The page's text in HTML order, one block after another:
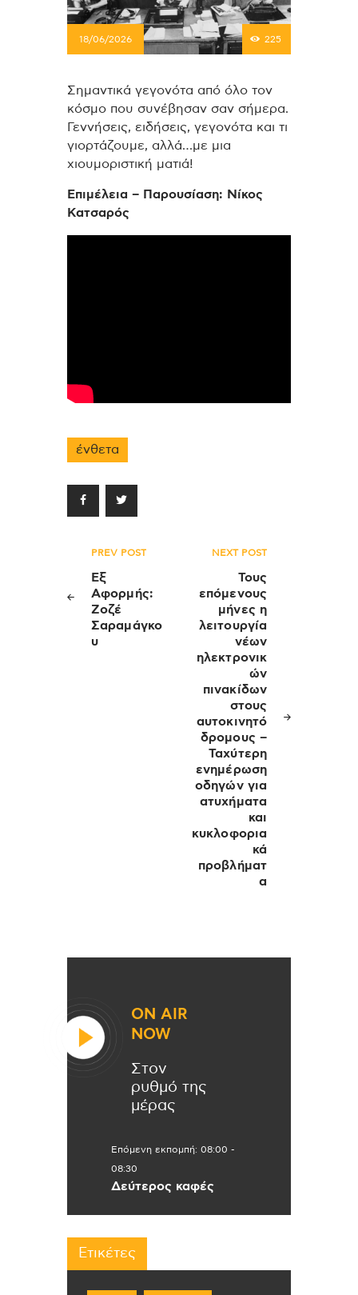
18/06/2026 225
Σημαντικά γεγονότα από όλο τον
κόσμο που συνέβησαν σαν σήμερα.
Γεννήσεις, ειδήσεις, γεγονότα και τι
γιορτάζουμε, αλλά…με μια
χιουμοριστική ματιά!
Επιμέλεια – Παρουσίαση: Νίκος
Κατσαρός
ένθετα
Πλοήγηση
άρθρων
PREV POST
Εξ
Αφορμής:
Ζοζέ
Σαραμάγκο
υ
NEXT POST
Τους
επόμενους
μήνες η
λειτουργία
νέων
ηλεκτρονικ
ών
πινακίδων
στους
αυτοκινητό
δρομους –
Ταχύτερη
ενημέρωση
οδηγών για
ατυχήματα
και
κυκλοφορια
κά
προβλήματ
α
ON AIR
NOW
Στον
ρυθμό της
μέρας
Επόμενη εκπομπή: 08:00 -
08:30
Δεύτερος καφές
Ετικέτες